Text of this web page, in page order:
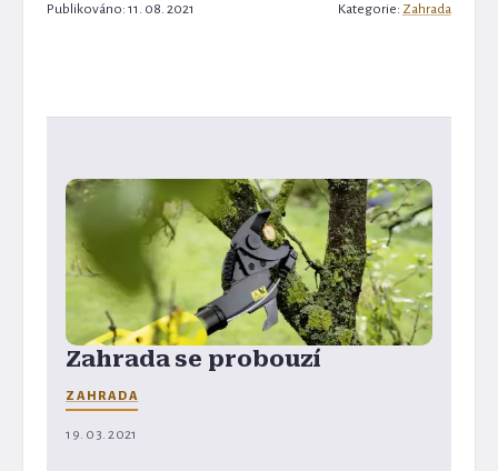
Publikováno: 11. 08. 2021 Kategorie: Zahrada
Zahrada se probouzí
ZAHRADA
19. 03. 2021